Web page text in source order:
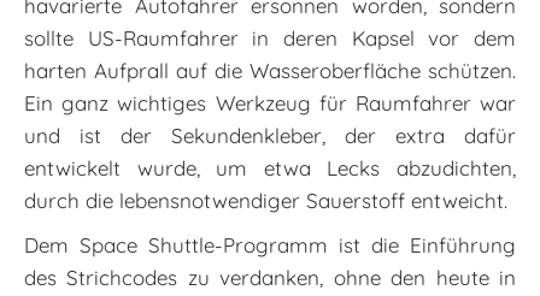
havarierte Autofahrer ersonnen worden, sondern
sollte US-Raumfahrer in deren Kapsel vor dem
harten Aufprall auf die Wasseroberfläche schützen.
Ein ganz wichtiges Werkzeug für Raumfahrer war
und ist der Sekundenkleber, der extra dafür
entwickelt wurde, um etwa Lecks abzudichten,
durch die lebensnotwendiger Sauerstoff entweicht.
Dem Space Shuttle-Programm ist die Einführung
des Strichcodes zu verdanken, ohne den heute in